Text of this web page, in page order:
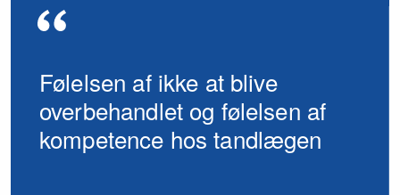
Følelsen af ikke at blive
overbehandlet og følelsen af
kompetence hos tandlægen